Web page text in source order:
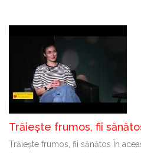
Trăiește frumos, fii
Trăiește frumos, fii sănătos În